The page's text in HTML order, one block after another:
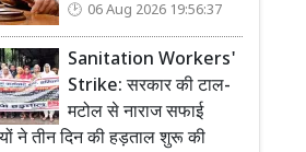
06 Aug 2026 19:56:37
Sanitation Workers'
Strike: सरकार की टाल-
मटोल से नाराज सफाई
ने तीन दिन की हड़ताल शुरू की